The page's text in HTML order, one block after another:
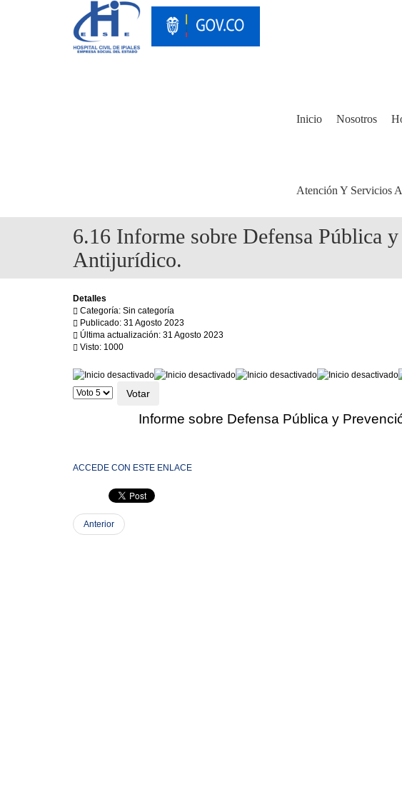
Inicio Nosotros
Atención Y Servicios
6.16 Informe sobre Defensa Pública
Antijurídico.
Detalles
Categoría: Sin categoría
Publicado: 31 Agosto 2023
Última actualización: 31 Agosto 2023
Visto: 1000
Ratio:0/5
Por
favor,
Informe sobre Defensa Pública y
ACCEDE CON ESTE ENLACE
Anterior